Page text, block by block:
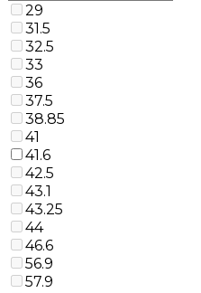
29
31.5
32.5
33
36
37.5
38.85
41
41.6
42.5
43.1
43.25
44
46.6
56.9
57.9